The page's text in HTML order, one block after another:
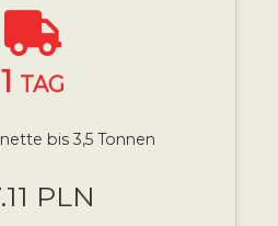
1 TAG
bis 3,5 Tonnen
PLN